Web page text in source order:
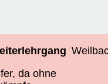
da ohne